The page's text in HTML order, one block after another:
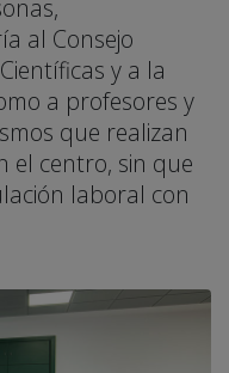
al Consejo
y a la
a profesores y
que realizan
el centro, sin que
laboral con